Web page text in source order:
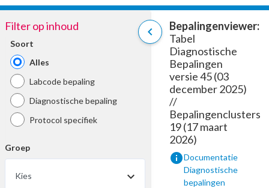
chevron_left
Filter op inhoud
Soort
Alles
Labcode bepaling
Diagnostische bepaling
Protocol specifiek
Groep
Kies
Bepalingenviewer:
Tabel
Diagnostische
Bepalingen
versie 45 (03
december 2025)
//
Bepalingenclusters
19 (17 maart
2026)
infoDocumentatie
Diagnostische
bepalingen